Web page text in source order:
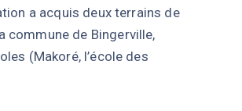
a acquis deux terrains de
commune de Bingerville,
(Makoré, l’école des